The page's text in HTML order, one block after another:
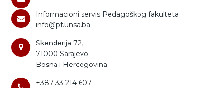
Informacioni servis Pedagoškog fakulteta
info@pf.unsa.ba
Skenderija 72,
71000 Sarajevo
Bosna i Hercegovina
+387 33 214 607